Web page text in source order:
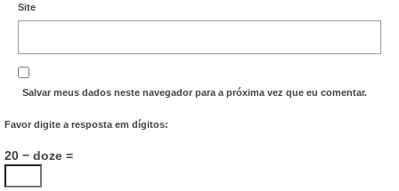
Site
Salvar meus dados neste navegador para a próxima vez que eu comentar.
Favor digite a resposta em dígitos:
20 − doze =